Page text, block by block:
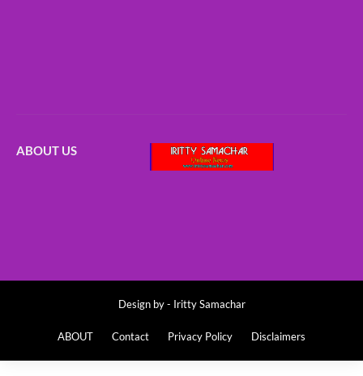
ABOUT US
Design by - Iritty Samachar
ABOUT Contact Privacy Policy Disclaimers